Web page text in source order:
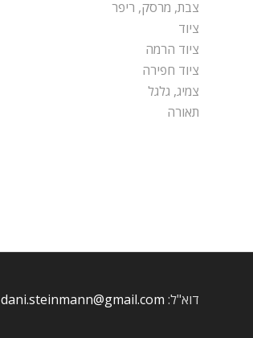
צבת, מרסק, ריפר
ציוד
ציוד הרמה
ציוד חפירה
צמיג, גלגל
תאורה
דוא"ל: dani.steinmann@gmail.com